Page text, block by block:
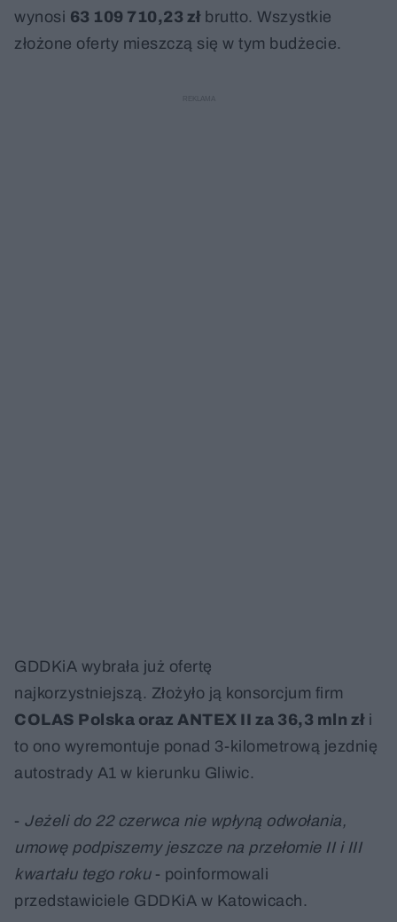
wynosi 63 109 710,23 złbrutto. Wszystkie
złożone oferty mieszczą się w tym budżecie.
GDDKiA wybrała już ofertę
najkorzystniejszą. Złożyło ją konsorcjum firm
COLAS Polska oraz ANTEX II za 36,3 mln złi
to ono wyremontuje ponad 3-kilometrową jezdnię
autostrady A1 w kierunku Gliwic.
- Jeżeli do 22 czerwca nie wpłyną odwołania,
umowę podpiszemy jeszcze na przełomie II i III
kwartału tego roku - poinformowali
przedstawiciele GDDKiA w Katowicach.